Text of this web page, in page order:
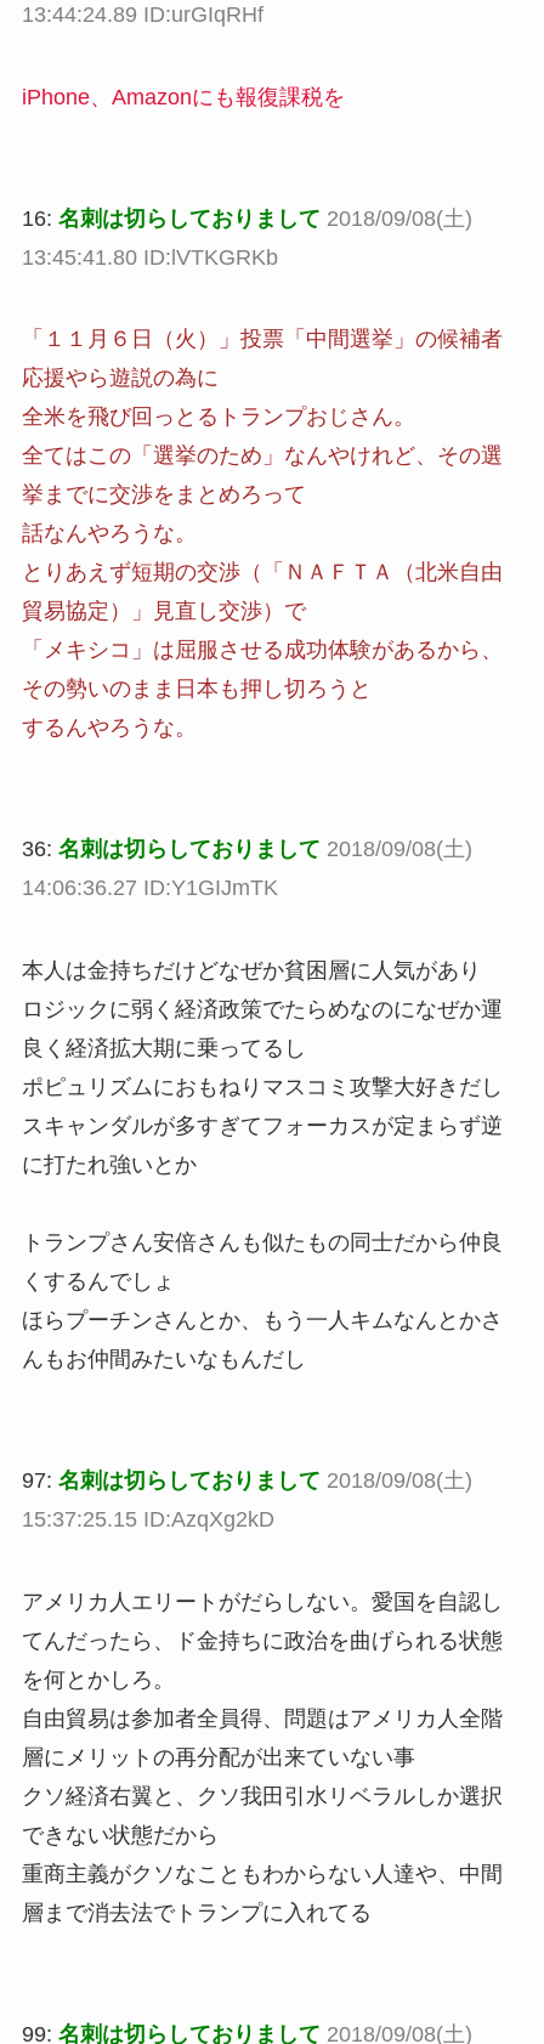
13:44:24.89 ID:urGIqRHf
iPhone、Amazonにも報復課税を
16: 名刺は切らしておりまして 2018/09/08(土)
13:45:41.80 ID:lVTKGRKb
「１１月６日（火）」投票「中間選挙」の候補者
応援やら遊説の為に
全米を飛び回っとるトランプおじさん。
全てはこの「選挙のため」なんやけれど、その選
挙までに交渉をまとめろって
話なんやろうな。
とりあえず短期の交渉（「ＮＡＦＴＡ（北米自由
貿易協定）」見直し交渉）で
「メキシコ」は屈服させる成功体験があるから、
その勢いのまま日本も押し切ろうと
するんやろうな。
36: 名刺は切らしておりまして 2018/09/08(土)
14:06:36.27 ID:Y1GIJmTK
本人は金持ちだけどなぜか貧困層に人気があり
ロジックに弱く経済政策でたらめなのになぜか運
良く経済拡大期に乗ってるし
ポピュリズムにおもねりマスコミ攻撃大好きだし
スキャンダルが多すぎてフォーカスが定まらず逆
に打たれ強いとか
トランプさん安倍さんも似たもの同士だから仲良
くするんでしょ
ほらプーチンさんとか、もう一人キムなんとかさ
んもお仲間みたいなもんだし
97: 名刺は切らしておりまして 2018/09/08(土)
15:37:25.15 ID:AzqXg2kD
アメリカ人エリートがだらしない。愛国を自認し
てんだったら、ド金持ちに政治を曲げられる状態
を何とかしろ。
自由貿易は参加者全員得、問題はアメリカ人全階
層にメリットの再分配が出来ていない事
クソ経済右翼と、クソ我田引水リベラルしか選択
できない状態だから
重商主義がクソなこともわからない人達や、中間
層まで消去法でトランプに入れてる
99: 名刺は切らしておりまして 2018/09/08(土)